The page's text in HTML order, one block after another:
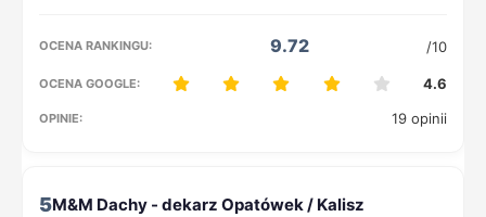
9.72 /10
4.6
19 opinii
5